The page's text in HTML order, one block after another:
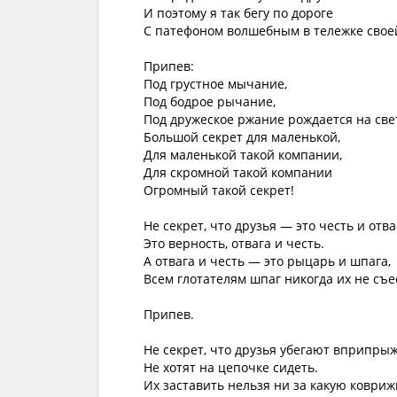
И поэтому я так бегу по дороге
С патефоном волшебным в тележке
Припев:
Под грустное мычание,
Под бодрое рычание,
Под дружеское ржание рождается на
Большой секрет для маленькой,
Для маленькой такой компании,
Для скромной такой компании
Огромный такой секрет!
Не секрет, что друзья — это честь и
Это верность, отвага и честь.
А отвага и честь — это рыцарь и шпага,
Всем глотателям шпаг никогда их не
Припев.
Не секрет, что друзья убегают
Не хотят на цепочке сидеть.
Их заставить нельзя ни за какую